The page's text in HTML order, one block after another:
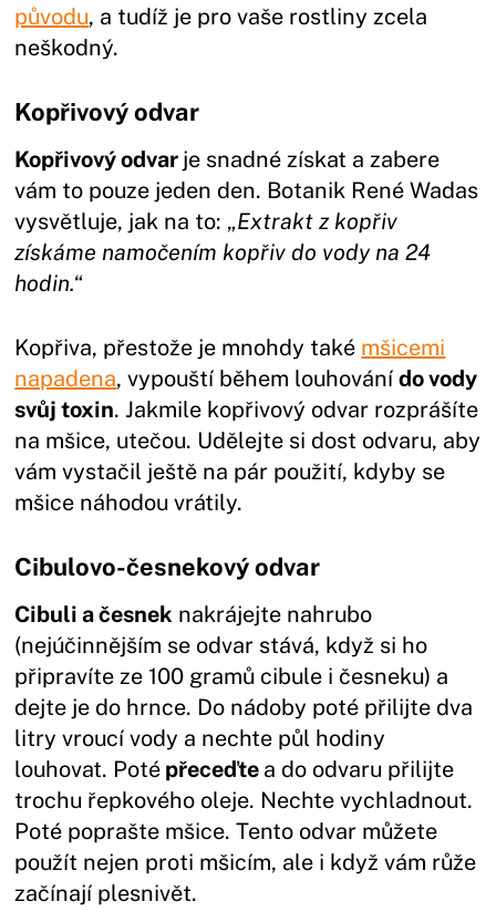
původu, a tudíž je pro vaše rostliny zcela
neškodný.
Kopřivový odvar
Kopřivový odvar je snadné získat a zabere
vám to pouze jeden den. Botanik René Wadas
vysvětluje, jak na to: „Extrakt z kopřiv
získáme namočením kopřiv do vody na 24
hodin.“
Kopřiva, přestože je mnohdy také mšicemi
napadena, vypouští během louhovánído vody
svůj toxin. Jakmile kopřivový odvar rozprášíte
na mšice, utečou. Udělejte si dost odvaru, aby
vám vystačil ještě na pár použití, kdyby se
mšice náhodou vrátily.
Cibulovo-česnekový odvar
Cibuli a česnek nakrájejte nahrubo
(nejúčinnějším se odvar stává, když si ho
připravíte ze 100 gramů cibule i česneku) a
dejte je do hrnce. Do nádoby poté přilijte dva
litry vroucí vody a nechte půl hodiny
louhovat. Poté přeceďte a do odvaru přilijte
trochu řepkového oleje. Nechte vychladnout.
Poté poprašte mšice. Tento odvar můžete
použít nejen proti mšicím, ale i když vám růže
začínají plesnivět.